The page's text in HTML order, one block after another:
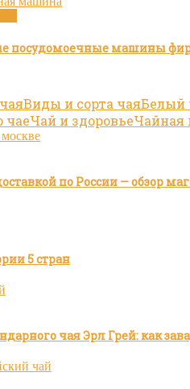
посудомоечные машины
Виды и сорта чаяБелый
чаеЧай и здоровьеЧайная
по России — обзор
5 стран
чая Эрл Грей: как